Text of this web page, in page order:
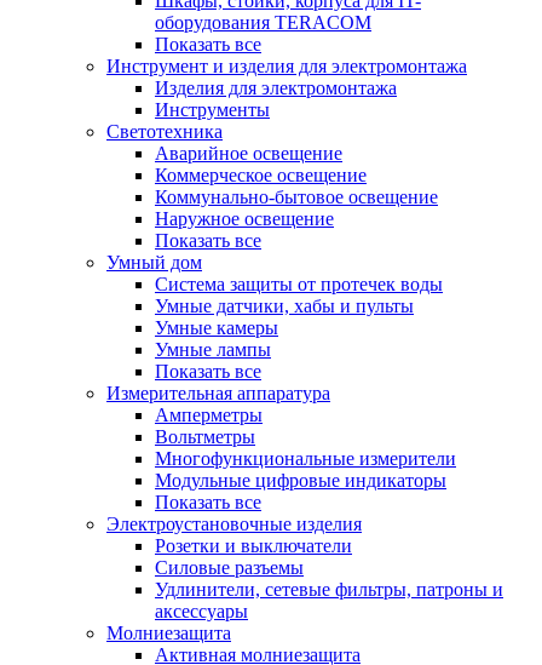
оборудования TERACOM
Показать все
Инструмент и изделия для электромонтажа
Изделия для электромонтажа
Инструменты
Светотехника
Аварийное освещение
Коммерческое освещение
Коммунально-бытовое освещение
Наружное освещение
Показать все
Умный дом
Система защиты от протечек воды
Умные датчики, хабы и пульты
Умные камеры
Умные лампы
Показать все
Измерительная аппаратура
Амперметры
Вольтметры
Многофункциональные измерители
Модульные цифровые индикаторы
Показать все
Электроустановочные изделия
Розетки и выключатели
Силовые разъемы
Удлинители, сетевые фильтры, патроны и
аксессуары
Молниезащита
Активная молниезащита